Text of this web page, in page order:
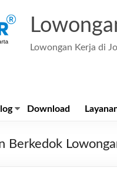
Lowongan Kerja di
Download
Berkedok